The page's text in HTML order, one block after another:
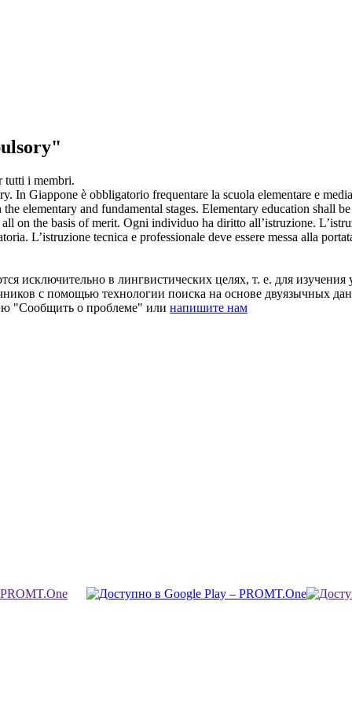
tutti i membri.
. In Giappone è obbligatorio frequentare la scuola elementare e
elementary and fundamental stages. Elementary education shall be
on the basis of merit. Ogni individuo ha diritto all’istruzione.
. L’istruzione tecnica e professionale deve essere messa alla
исключительно в лингвистических целях, т. е. для
с помощью технологии поиска на основе двуязычных
"Сообщить о проблеме" или напишите нам